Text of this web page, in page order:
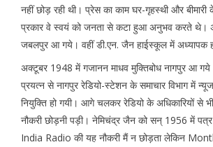
नहीं छोड़ रही थी। प्रेस का काम घर-गृहस्थी और
प्रकार वे स्वयं को जनता से कटा हुआ अनुभव करते
जबलपुर आ गये। वहीं डी.एन. जैन हाईस्कूल में अध्यापक
अक्टूबर 1948 में गजानन माधव मुक्तिबोध नागपुर आ
प्रयत्न से नागपुर रेडियो-स्टेशन के समाचार विभाग में
नियुक्ति हो गयी। आगे चलकर रेडियो के अधिकारियों से
नौकरी छोड़नी पड़ी। नेमिचंद्र जैन को सन् 1956 में
India Radio की यह नौकरी मैं न छोड़ता लेकिन